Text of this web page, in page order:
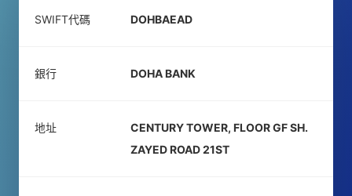
SWIFT代碼 DOHBAEAD
銀行 DOHA BANK
地址
CENTURY TOWER, FLOOR GF SH.
ZAYED ROAD 21ST